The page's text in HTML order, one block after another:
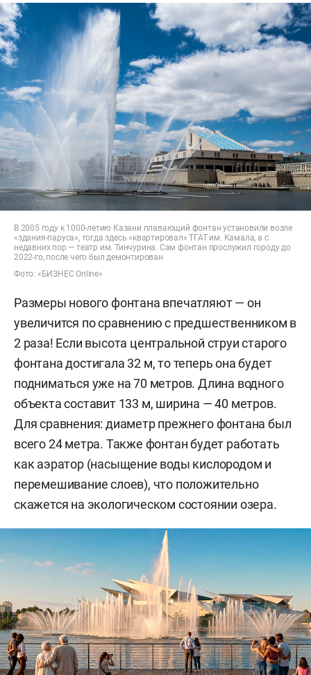
В 2005 году к 1000-летию Казани плавающий фонтан установили возле
«здания-паруса», тогда здесь «квартировал» ТГАТ им. Камала, а с
недавних пор — театр им. Тинчурина. Сам фонтан прослужил городу до
2022-го, после чего был демонтирован
Фото: «БИЗНЕС Online»
Размеры нового фонтана впечатляют — он
увеличится по сравнению с предшественником в
2 раза! Если высота центральной струи старого
фонтана достигала 32 м, то теперь она будет
подниматься уже на 70 метров. Длина водного
объекта составит 133 м, ширина — 40 метров.
Для сравнения: диаметр прежнего фонтана был
всего 24 метра. Также фонтан будет работать
как аэратор (насыщение воды кислородом и
перемешивание слоев), что положительно
скажется на экологическом состоянии озера.